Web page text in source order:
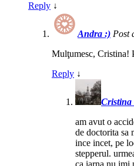
Reply ↓
Andra :) Post
Mulţumesc, Cristina!
Reply ↓
Cristina
am avut o
de doctorita sa
ince incet, pe
stepperul.
ca iarna nu imi